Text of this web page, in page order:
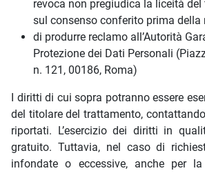
revoca non pregiudica la liceità
sul consenso conferito prima della
di produrre reclamo all’Autorità
Protezione dei Dati Personali
n. 121, 00186, Roma)
I diritti di cui sopra potranno essere
del titolare del trattamento,
riportati. L’esercizio dei diritti in
gratuito. Tuttavia, nel caso di
infondate o eccessive, anche per